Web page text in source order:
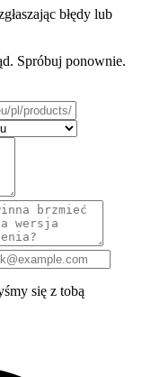
błędy lub
Spróbuj ponownie.
się z tobą